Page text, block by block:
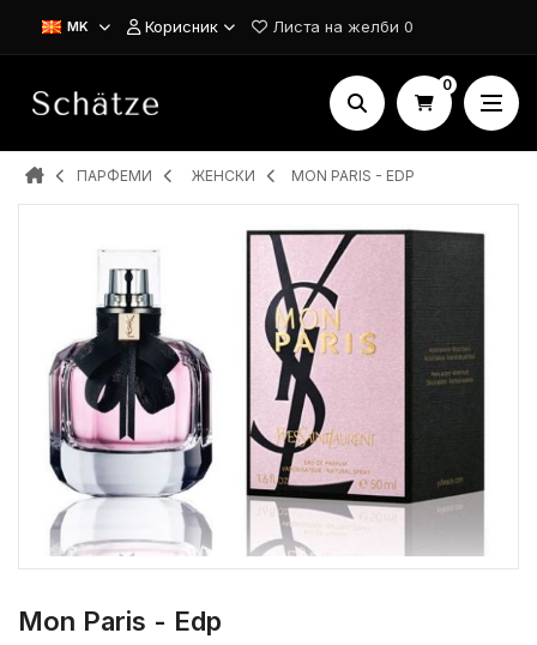
MK Корисник Листа на желби 0
0
ПАРФЕМИ ЖЕНСКИ MON PARIS - EDP
Mon Paris - Edp